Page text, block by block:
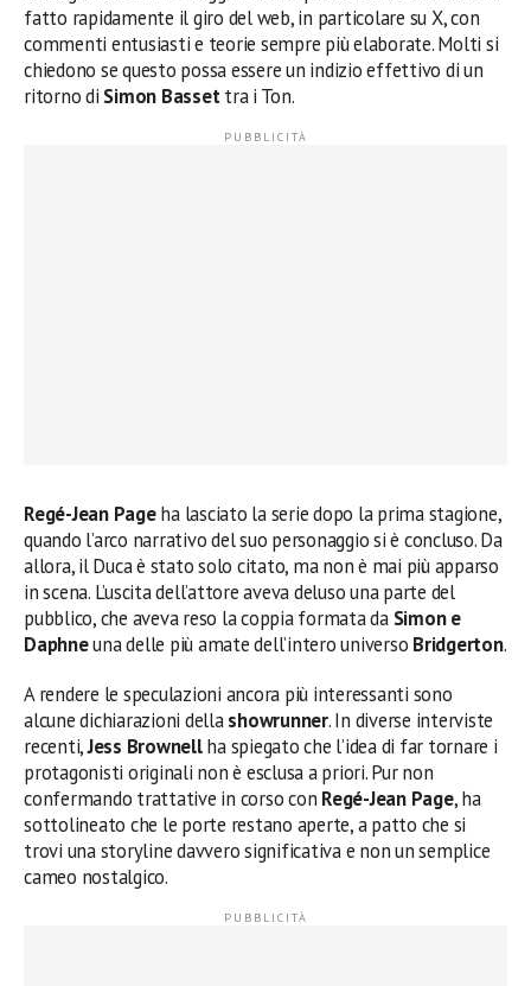
fatto rapidamente il giro del web, in particolare su X, con
commenti entusiasti e teorie sempre più elaborate. Molti si
chiedono se questo possa essere un indizio effettivo di un
ritorno di Simon Bassettra i Ton.
Regé-Jean Pageha lasciato la serie dopo la prima stagione,
quando l’arco narrativo del suo personaggio si è concluso. Da
allora, il Duca è stato solo citato, ma non è mai più apparso
in scena. L’uscita dell’attore aveva deluso una parte del
pubblico, che aveva reso la coppia formata da Simon e
Daphneuna delle più amate dell’intero universo Bridgerton.
A rendere le speculazioni ancora più interessanti sono
alcune dichiarazioni dellashowrunner. In diverse interviste
recenti,Jess Brownellha spiegato che l’idea di far tornare i
protagonisti originali non è esclusa a priori. Pur non
confermando trattative in corso con Regé-Jean Page, ha
sottolineato che le porte restano aperte, a patto che si
trovi una storyline davvero significativa e non un semplice
cameo nostalgico.